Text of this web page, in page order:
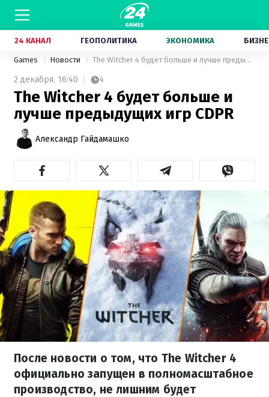
24 КАНАЛ ГЕОПОЛИТИКА ЭКОНОМИКА
Games Новости The Witcher 4 будет больше и лучше предыдущих игр CDPR
2 декабря, 16:40 4
The Witcher 4 будет больше и
лучше предыдущих игр CDPR
Александр Гайдамашко
После новости о том, что The Witcher 4
официально запущен в полномасштабное
производство, не лишним будет